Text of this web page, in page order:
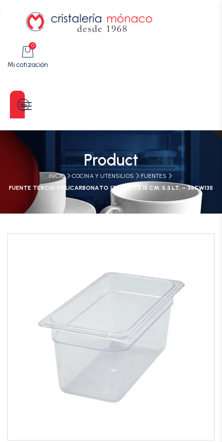
0
Mi cotización
Categorías
Product
INICIO COCINA Y UTENSILIOS
FUENTES
FUENTE TERCIO POLICARBONATO 17.6X32.5X15 CM. 5.3 LT. – 36CW135